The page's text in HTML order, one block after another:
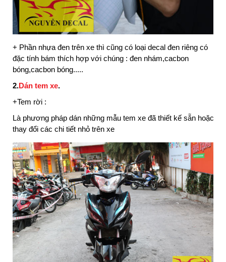
+ Phần nhựa đen trên xe thì cũng có loại decal đen riêng có
đặc tính bám thích hợp với chúng : đen nhám,cacbon
bóng,cacbon bóng.....
2.Dán tem xe.
+Tem rời :
Là phương pháp dán những mẫu tem xe đã thiết kế sẵn hoặc
thay đổi các chi tiết nhỏ trên xe